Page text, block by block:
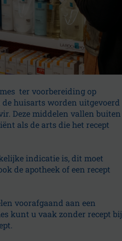
ter voorbereiding op
huisarts worden uitgevoerd
Deze middelen vallen buiten
als de arts die het recept
indicatie is, dit moet
de apotheek of een recept
voorafgaand aan een
kunt u vaak zonder recept bij